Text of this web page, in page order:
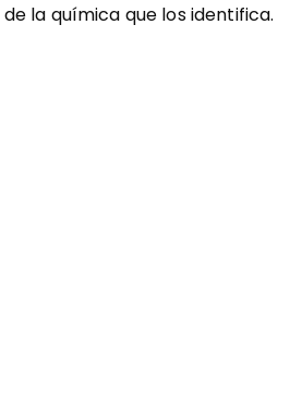
la química que los identifica.